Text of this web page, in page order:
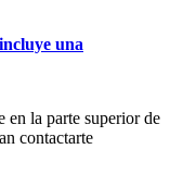
una
en la parte superior de
contactarte